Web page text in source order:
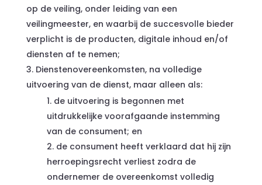
op de veiling, onder leiding van een
veilingmeester, en waarbij de succesvolle bieder
verplicht is de producten, digitale inhoud en/of
diensten af te nemen;
Dienstenovereenkomsten, na volledige
uitvoering van de dienst, maar alleen als:
de uitvoering is begonnen met
uitdrukkelijke voorafgaande instemming
van de consument; en
de consument heeft verklaard dat hij zijn
herroepingsrecht verliest zodra de
ondernemer de overeenkomst volledig